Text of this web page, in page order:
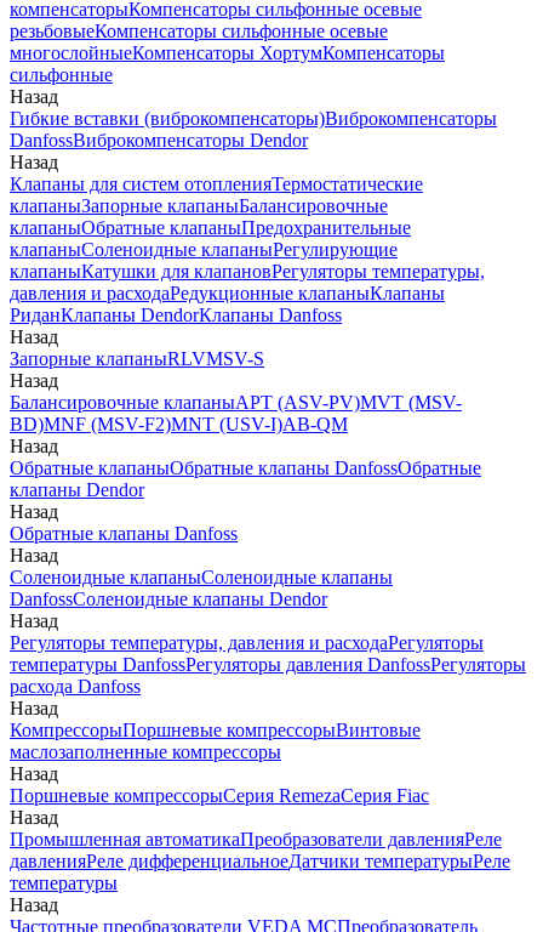
компенсаторыКомпенсаторы сильфонные осевые
резьбовыеКомпенсаторы сильфонные осевые
многослойныеКомпенсаторы ХортумКомпенсаторы
сильфонные
Назад
Гибкие вставки (виброкомпенсаторы)Виброкомпенсаторы
DanfossВиброкомпенсаторы Dendor
Назад
Клапаны для систем отопленияТермостатические
клапаныЗапорные клапаныБалансировочные
клапаныОбратные клапаныПредохранительные
клапаныСоленоидные клапаныРегулирующие
клапаныКатушки для клапановРегуляторы температуры,
давления и расходаРедукционные клапаныКлапаны
РиданКлапаны DendorКлапаны Danfoss
Назад
Запорные клапаныRLVMSV-S
Назад
Балансировочные клапаныAPT (ASV-PV)MVT (MSV-
BD)MNF (MSV-F2)MNT (USV-I)AB-QM
Назад
Обратные клапаныОбратные клапаны DanfossОбратные
клапаны Dendor
Назад
Обратные клапаны Danfoss
Назад
Соленоидные клапаныСоленоидные клапаны
DanfossСоленоидные клапаны Dendor
Назад
Регуляторы температуры, давления и расходаРегуляторы
температуры DanfossРегуляторы давления DanfossРегуляторы
расхода Danfoss
Назад
КомпрессорыПоршневые компрессорыВинтовые
маслозаполненные компрессоры
Назад
Поршневые компрессорыСерия RemezaСерия Fiac
Назад
Промышленная автоматикаПреобразователи давленияРеле
давленияРеле дифференциальноеДатчики температурыРеле
температуры
Назад
Частотные преобразователи VEDA MCПреобразователь